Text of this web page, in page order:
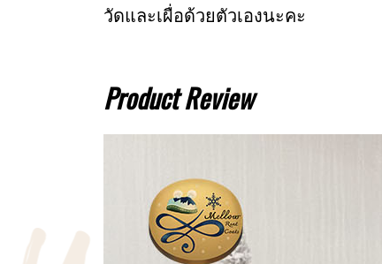
วัดและเผื่อด้วยตัวเองนะคะ
Product Review